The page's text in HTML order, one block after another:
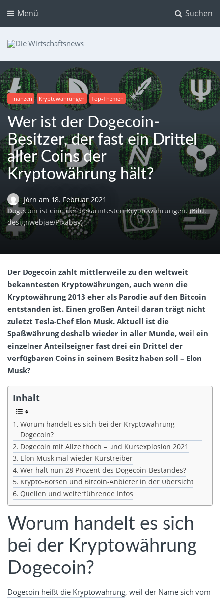
Suchen
Menü
Dein Ratgeber für Aktien und Kryptowährungen
Finanzen Kryptowährungen Top-Themen
Wer ist der Dogecoin-
Besitzer, der fast ein Drittel
aller Coins der
Kryptowährung hält?
Jörn am 18. Februar 2021
Dogecoin ist eine der bekanntesten Kryptowährungen. (Bild:
designwebjae/Pixabay)
Der Dogecoin zählt mittlerweile zu den weltweit
bekanntesten Kryptowährungen, auch wenn die
Kryptowährung 2013 eher als Parodie auf den Bitcoin
entstanden ist. Einen großen Anteil daran trägt nicht
zuletzt Tesla-Chef Elon Musk. Aktuell ist die
Spaßwährung deshalb wieder in aller Munde, weil ein
einzelner Anteilseigner fast drei ein Drittel der
verfügbaren Coins in seinem Besitz haben soll – Elon
Musk?
Inhalt
Worum handelt es sich bei der Kryptowährung
Dogecoin?
Dogecoin mit Allzeithoch – und Kursexplosion 2021
Elon Musk mal wieder Kurstreiber
Wer hält nun 28 Prozent des Dogecoin-Bestandes?
Krypto-Börsen und Bitcoin-Anbieter in der Übersicht
Quellen und weiterführende Infos
Worum handelt es sich
bei der Kryptowährung
Dogecoin?
Dogecoin heißt die Kryptowährung, weil der Name sich vom